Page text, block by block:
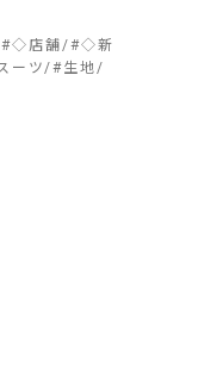
#◇店舗 #◇新
ーツ #生地